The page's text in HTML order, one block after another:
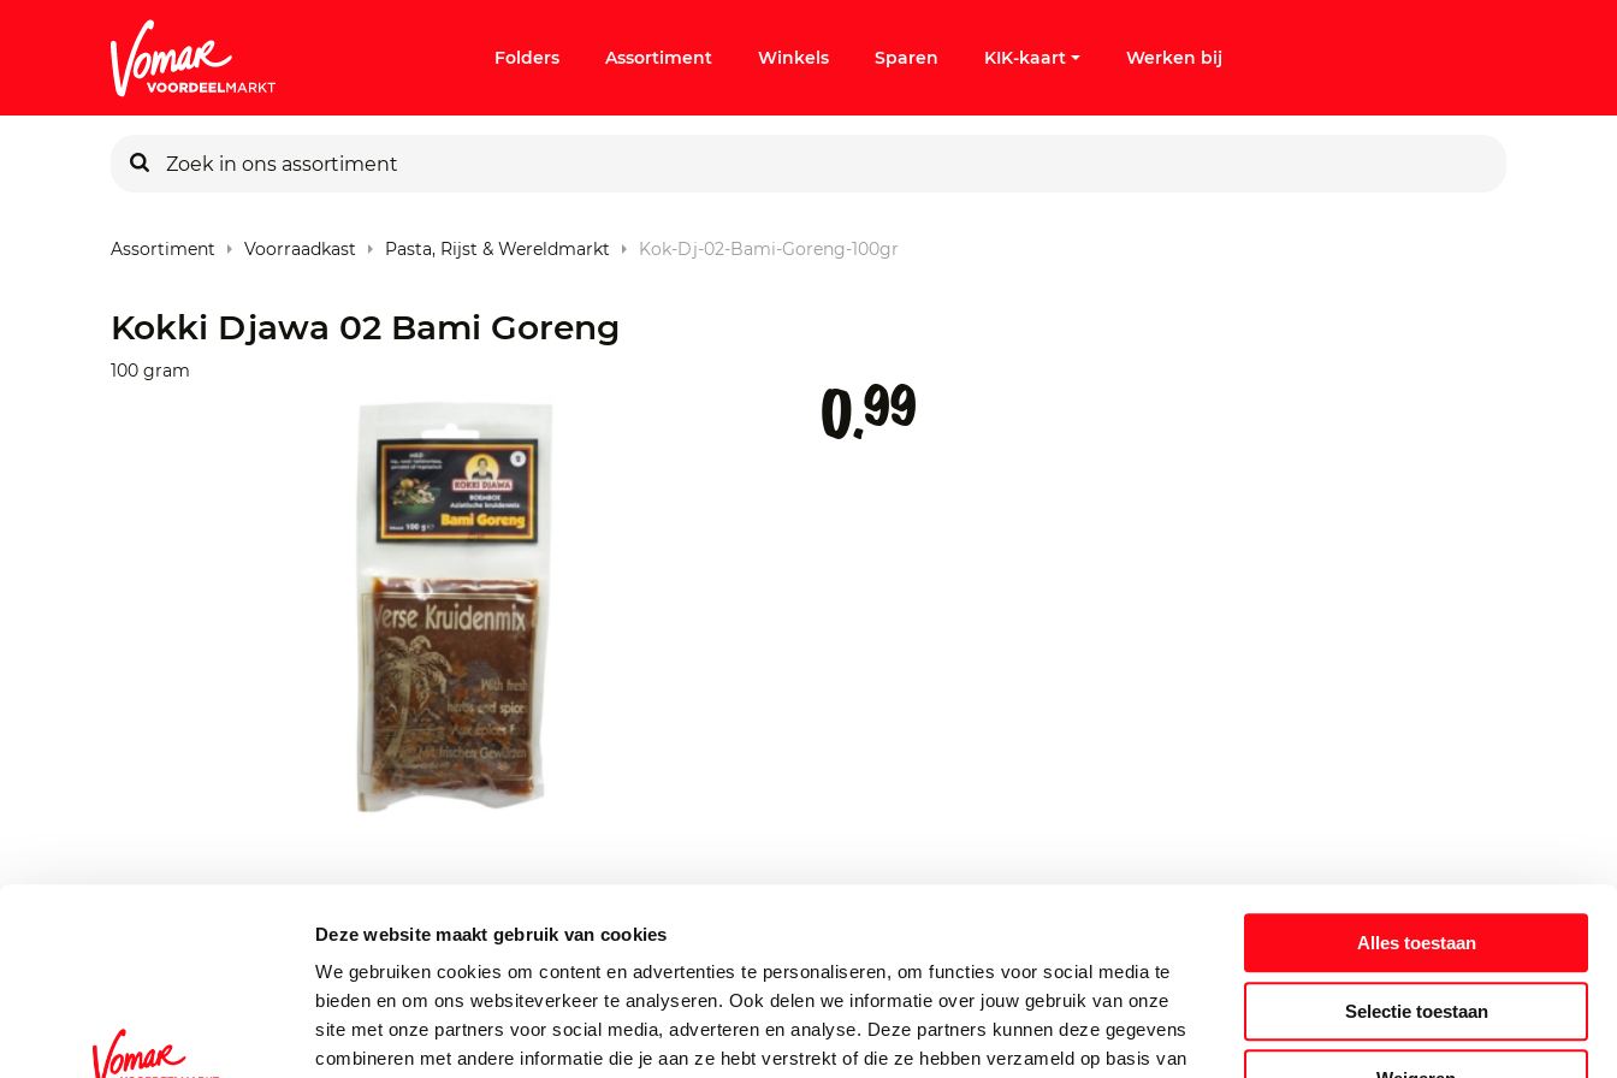
Deze website maakt gebruik van cookies
We gebruiken cookies om content en advertenties te personaliseren, om functies voor social media te
bieden en om ons websiteverkeer te analyseren. Ook delen we informatie over jouw gebruik van onze
site met onze partners voor social media, adverteren en analyse. Deze partners kunnen deze gegevens
combineren met andere informatie die je aan ze hebt verstrekt of die ze hebben verzameld op basis van
Alles toestaan
Selectie toestaan
Pincode vergeten
Folders Assortiment Winkels Sparen KIK-kaart Werken bij
Assortiment Voorraadkast Pasta, Rijst & Wereldmarkt Kok-Dj-02-Bami-Goreng-100gr
Kokki Djawa 02 Bami Goreng
100 gram
0.99
Schrijf je in voor de Vomar nieuwsbrief